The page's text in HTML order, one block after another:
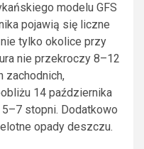
modelu GFS
pojawią się liczne
tylko okolice przy
nie przekroczy 8–12
zachodnich,
14 października
stopni. Dodatkowo
opady deszczu.